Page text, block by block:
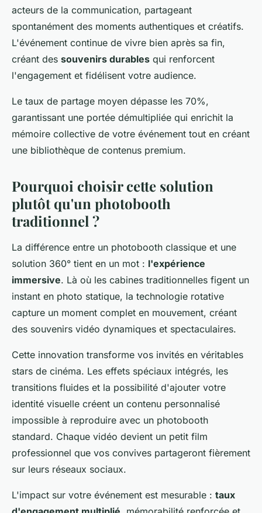
acteurs de la communication, partageant
spontanément des moments authentiques et créatifs.
L'événement continue de vivre bien après sa fin,
créant des souvenirs durables qui renforcent
l'engagement et fidélisent votre audience.
Le taux de partage moyen dépasse les 70%,
garantissant une portée démultipliée qui enrichit la
mémoire collective de votre événement tout en créant
une bibliothèque de contenus premium.
Pourquoi choisir cette solution
plutôt qu'un photobooth
traditionnel ?
La différence entre un photobooth classique et une
solution 360° tient en un mot : l'expérience
immersive. Là où les cabines traditionnelles figent un
instant en photo statique, la technologie rotative
capture un moment complet en mouvement, créant
des souvenirs vidéo dynamiques et spectaculaires.
Cette innovation transforme vos invités en véritables
stars de cinéma. Les effets spéciaux intégrés, les
transitions fluides et la possibilité d'ajouter votre
identité visuelle créent un contenu personnalisé
impossible à reproduire avec un photobooth
standard. Chaque vidéo devient un petit film
professionnel que vos convives partageront fièrement
sur leurs réseaux sociaux.
L'impact sur votre événement est mesurable : taux